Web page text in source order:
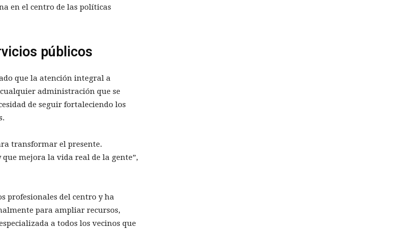
en el centro de las políticas
públicos
que la atención integral a
administración que se
de seguir fortaleciendo los
transformar el presente.
mejora la vida real de la gente”,
profesionales del centro y ha
para ampliar recursos,
a todos los vecinos que